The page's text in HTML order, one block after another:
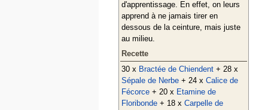
d'apprentissage. En effet, on leurs
apprend à ne jamais tirer en
dessous de la ceinture, mais juste
au milieu.
Recette
30 x Bractée de Chiendent+ 28 x
Sépale de Nerbe+ 24 x Calice de
Fécorce+ 20 x Etamine de
Floribonde+ 18 x Carpelle de